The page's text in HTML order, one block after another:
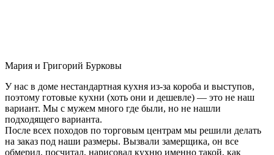
Мария и Григорий Бурковы
У нас в доме нестандартная кухня из-за короба и выступов,
поэтому готовые кухни (хоть они и дешевле) — это не наш
вариант. Мы с мужем много где были, но не нашли
подходящего варианта.
После всех походов по торговым центрам мы решили делать
на заказ под наши размеры. Вызвали замерщика, он все
обмерил, посчитал, нарисовал кухню именно такой, как